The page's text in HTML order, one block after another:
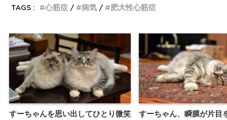
TAGS :
心筋症 病気 肥大性心筋症
すーちゃんを思い出してひとり微笑
すーちゃん、瞬膜が片目